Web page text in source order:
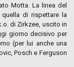
Motta. La linea del
di rispettare la
di Zirkzee, uscito in
giorno decisivo per
(per lui anche una
Posch e Ferguson